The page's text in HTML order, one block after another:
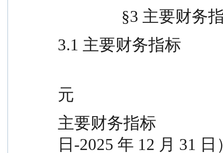
§3
3.1 主要财务指标
元
主要财务指标
日-2025 年 12 月 31 日